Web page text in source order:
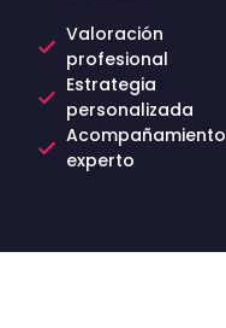
Valoración
profesional
Estrategia
personalizada
Acompañamiento
experto